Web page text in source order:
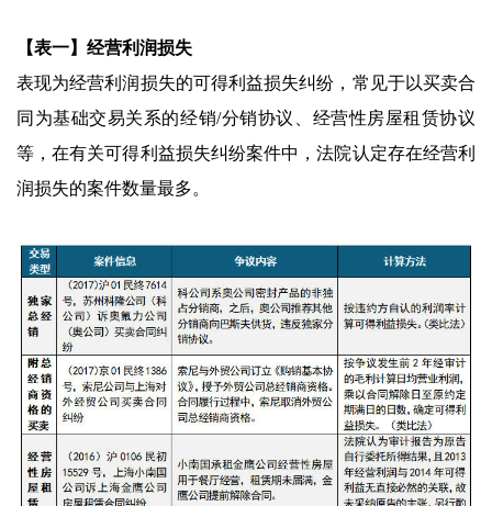
【表一】经营利润损失
表现为经营利润损失的可得利益损失纠纷，常见于以买卖合
同为基础交易关系的经销/分销协议、经营性房屋租赁协议
等，在有关可得利益损失纠纷案件中，法院认定存在经营利
润损失的案件数量最多。